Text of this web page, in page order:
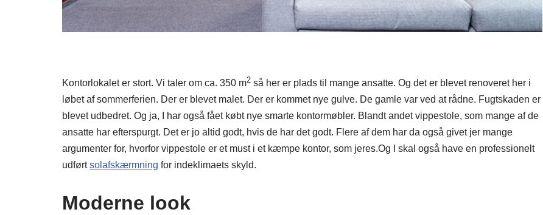
Kontorlokalet er stort. Vi taler om ca. 350 m2 så her er plads til mange ansatte. Og det er blevet renoveret her i
løbet af sommerferien. Der er blevet malet. Der er kommet nye gulve. De gamle var ved at rådne. Fugtskaden er
blevet udbedret. Og ja, I har også fået købt nye smarte kontormøbler. Blandt andet vippestole, som mange af de
ansatte har efterspurgt. Det er jo altid godt, hvis de har det godt. Flere af dem har da også givet jer mange
argumenter for, hvorfor vippestole er et must i et kæmpe kontor, som jeres.Og I skal også have en professionelt
udførtsolafskærmning for indeklimaets skyld.
Moderne look